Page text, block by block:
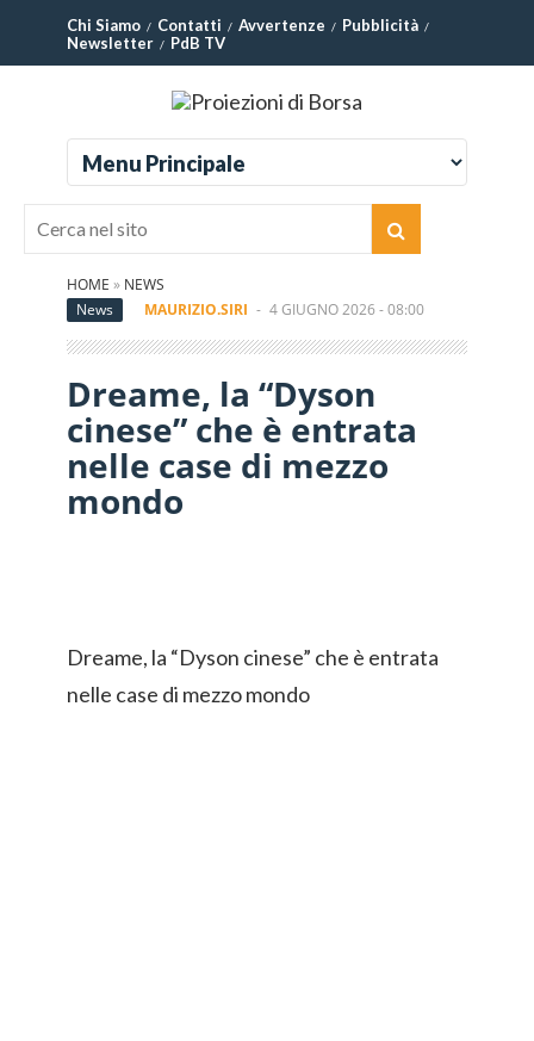
Chi Siamo Contatti Avvertenze
Pubblicità
Newsletter
PdB TV
HOME » NEWS
News
MAURIZIO.SIRI - 4 GIUGNO 2026 - 08:00
Dreame, la “Dyson
cinese” che è entrata
nelle case di mezzo
mondo
Dreame, la “Dyson cinese” che è entrata
nelle case di mezzo mondo